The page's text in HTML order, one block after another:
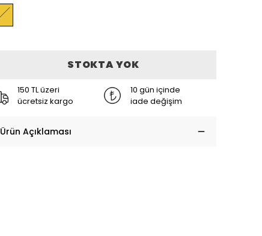
STOKTA YOK
150 TL üzeri
ücretsiz kargo
10 gün içinde
iade değişim
Ürün Açıklaması